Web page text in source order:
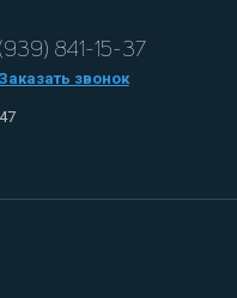
841-15-37
Заказать звонок